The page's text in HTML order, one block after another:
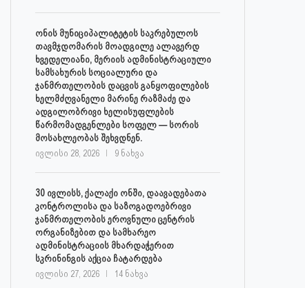
ონის მუნიციპალიტეტის საკრებულოს
თავმჯდომარის მოადგილე ალავერდ
ხვედელიანი, მერიის ადმინისტრაციული
სამსახურის სოციალური და
ჯანმრთელობის დაცვის განყოფილების
ხელმძღვანელი მარინე რაზმაძე და
ადგილობრივი ხელისუფლების
წარმომადგენლები სოფელ — სორის
მოსახლეობას შეხვდნენ.
ივლისი 28, 2026 9 ნახვა
30 ივლისს, ქალაქი ონში, დაავადებათა
კონტროლისა და საზოგადოებრივი
ჯანმრთელობის ეროვნული ცენტრის
ორგანიზებით და სამხარეო
ადმინისტრაციის მხარდაჭერით
სკრინინგის აქცია ჩატარდება
ივლისი 27, 2026 14 ნახვა